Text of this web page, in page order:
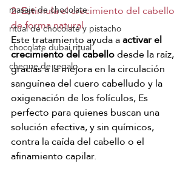
masaje de chocolate
ritual de chocolate y pistacho
chocolate dubai ritual
cheque de regalo
2. Estimula el crecimiento del cabello
de forma natural
Este tratamiento ayuda a activar el
crecimiento del cabello desde la raíz,
gracias a la mejora en la circulación
sanguínea del cuero cabelludo y la
oxigenación de los folículos, Es
perfecto para quienes buscan una
solución efectiva, y sin químicos,
contra la caída del cabello o el
afinamiento capilar.